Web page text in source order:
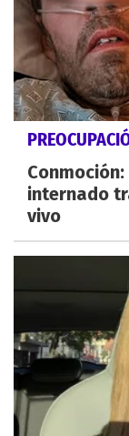
internado
vivo